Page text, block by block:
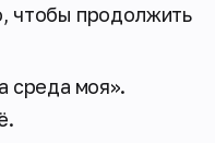
чтобы продолжить
среда моя».